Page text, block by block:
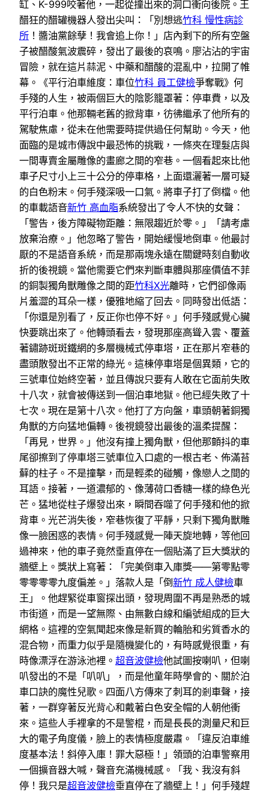
缸、K-999咬著他，一起從撞出來的洞口衝向後院。王
醋狂的醋罐機器人發出尖叫：「別想逃竹科 慢性病診
所 ！醬油黨餘孽！我會追上你！」店內剩下的所有空盤
子被醋酸氣波震碎，發出了最後的哀鳴。廖沾沾的宇宙
冒險，就在這片蒜泥、中藥和醋酸的混亂中，拉開了帷
幕。《平行泊車維度：車位竹科 員工健檢爭奪戰》何
手殘的人生，被兩個巨大的陰影籠罩著：停車費，以及
平行泊車。他那輛老舊的掀背車，彷彿繼承了他所有的
駕駛焦慮，從未在他需要時提供過任何幫助。今天，他
面臨的是城市傳說中最恐怖的挑戰，一條夾在理髮店與
一間專賣金屬雕像的畫廊之間的窄巷。一個看起來比他
車子尺寸小上三十公分的停車格，上面還灑著一層可疑
的白色粉末。何手殘深吸一口氣。將車子打了倒檔。他
的車載語音新竹 高血脂系統發出了令人不快的女聲：
「警告，後方障礙物距離：無限趨近於零。」「請考慮
放棄治療。」他忽略了警告，開始緩慢地倒車。他最討
厭的不是語音系統，而是那兩塊永遠在關鍵時刻自動收
折的後視鏡。當他需要它們來判斷車體與那座價值不菲
的銅製獨角獸雕像之間的距竹科X光離時，它們卻像兩
片羞澀的耳朵一樣，優雅地縮了回去。同時發出低語：
「你還是別看了，反正你也停不好。」何手殘感覺心臟
快要跳出來了。他轉頭看去，發現那座高聳入雲、覆蓋
著鏽跡斑斑鐵網的多層機械式停車塔，正在那片窄巷的
盡頭散發出不正常的綠光。這棟停車塔是個異類，它的
三號車位始終空著，並且傳說只要有人敢在它面前失敗
十八次，就會被傳送到一個泊車地獄。他已經失敗了十
七次。現在是第十八次。他打了方向盤，車頭朝著銅獨
角獸的方向猛地偏轉。後視鏡發出最後的溫柔提醒：
「再見，世界。」他沒有撞上獨角獸，但他那顫抖的車
尾卻擦到了停車塔三號車位入口處的一根古老、佈滿苔
蘚的柱子。不是撞擊，而是輕柔的碰觸，像戀人之間的
耳語。接著，一道濃郁的、像薄荷口香糖一樣的綠色光
芒。猛地從柱子爆發出來，瞬間吞噬了何手殘和他的掀
背車。光芒消失後，窄巷恢復了平靜，只剩下獨角獸雕
像一臉困惑的表情。何手殘感覺一陣天旋地轉，等他回
過神來，他的車子竟然垂直停在一個貼滿了巨大獎狀的
牆壁上。獎狀上寫著：「完美倒車入庫獎——第零點零
零零零零九度偏差。」落款人是「倒新竹 成人健檢車
王」。他趕緊從車窗探出頭，發現周圍不再是熟悉的城
市街道，而是一望無際、由無數白線和編號組成的巨大
網格。這裡的空氣聞起來像是新買的輪胎和劣質香水的
混合物，而重力似乎是隨機變化的，有時感覺很重，有
時像漂浮在游泳池裡。 超音波健檢他試圖按喇叭，但喇
叭發出的不是「叭叭」，而是他童年時學會的、關於泊
車口訣的魔性兒歌。四面八方傳來了刺耳的剎車聲，接
著，一群穿著反光背心和戴著白色安全帽的人朝他衝
來。這些人手裡拿的不是警棍，而是長長的測量尺和巨
大的電子角度儀，臉上的表情極度嚴肅。「違反泊車維
度基本法！斜停入庫！罪大惡極！」領頭的泊車警察用
一個擴音器大喊，聲音充滿機械感。「我、我沒有斜
停！我只是超音波健檢垂直停在了牆壁上！」何手殘趕